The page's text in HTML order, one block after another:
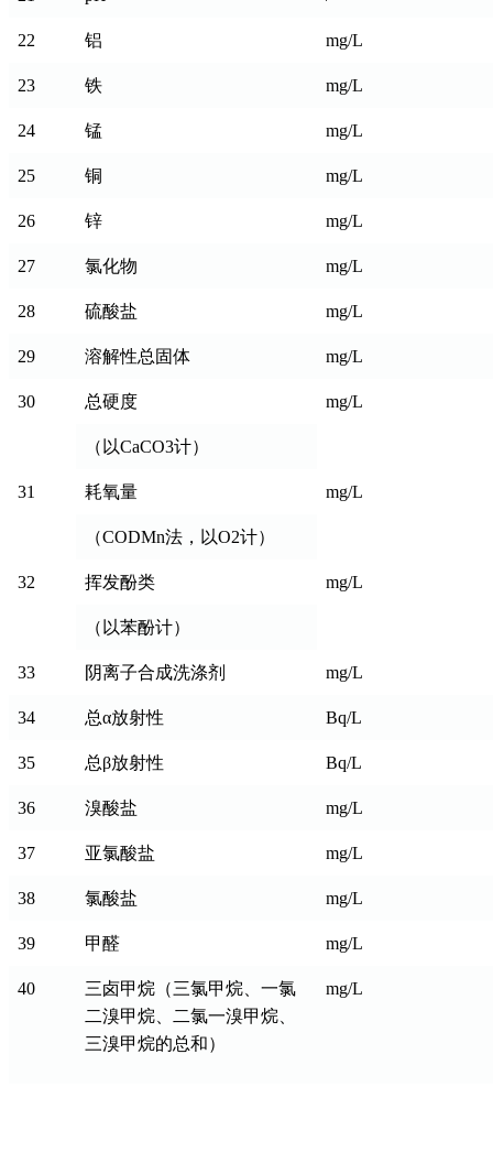
22 铝 mg/L
23 铁 mg/L
24 锰 mg/L
25 铜 mg/L
26 锌 mg/L
27 氯化物 mg/L
28 硫酸盐 mg/L
29 溶解性总固体 mg/L
30 总硬度 mg/L
（以CaCO3计）
31 耗氧量 mg/L
（CODMn法，以O2计）
32 挥发酚类 mg/L
（以苯酚计）
33 阴离子合成洗涤剂 mg/L
34 总α放射性 Bq/L
35 总β放射性 Bq/L
36 溴酸盐 mg/L
37 亚氯酸盐 mg/L
38 氯酸盐 mg/L
39 甲醛 mg/L
40
三卤甲烷（三氯甲烷、一氯
二溴甲烷、二氯一溴甲烷、
三溴甲烷的总和）
mg/L